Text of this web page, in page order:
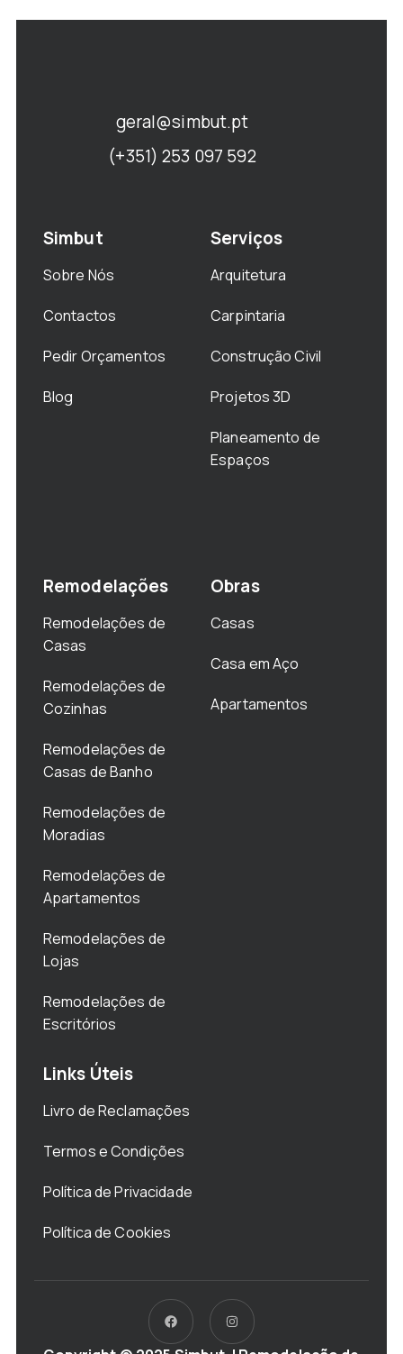
geral@simbut.pt
(+351) 253 097 592
Simbut
Sobre Nós
Contactos
Pedir Orçamentos
Blog
Serviços
Arquitetura
Carpintaria
Construção Civil
Projetos 3D
Planeamento de
Espaços
Remodelações
Remodelações de
Casas
Remodelações de
Cozinhas
Remodelações de
Casas de Banho
Remodelações de
Moradias
Remodelações de
Apartamentos
Remodelações de
Lojas
Remodelações de
Escritórios
Obras
Casas
Casa em Aço
Apartamentos
Links Úteis
Livro de Reclamações
Termos e Condições
Política de Privacidade
Política de Cookies